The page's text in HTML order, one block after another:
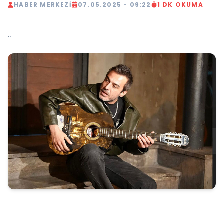
HABER MERKEZI 07.05.2025 - 09:22 1 DK OKUMA
..